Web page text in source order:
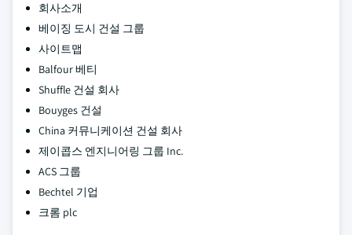
회사소개
베이징 도시 건설 그룹
사이트맵
Balfour 베티
Shuffle 건설 회사
Bouyges 건설
China 커뮤니케이션 건설 회사
제이콥스 엔지니어링 그룹 Inc.
ACS 그룹
Bechtel 기업
크롬 plc